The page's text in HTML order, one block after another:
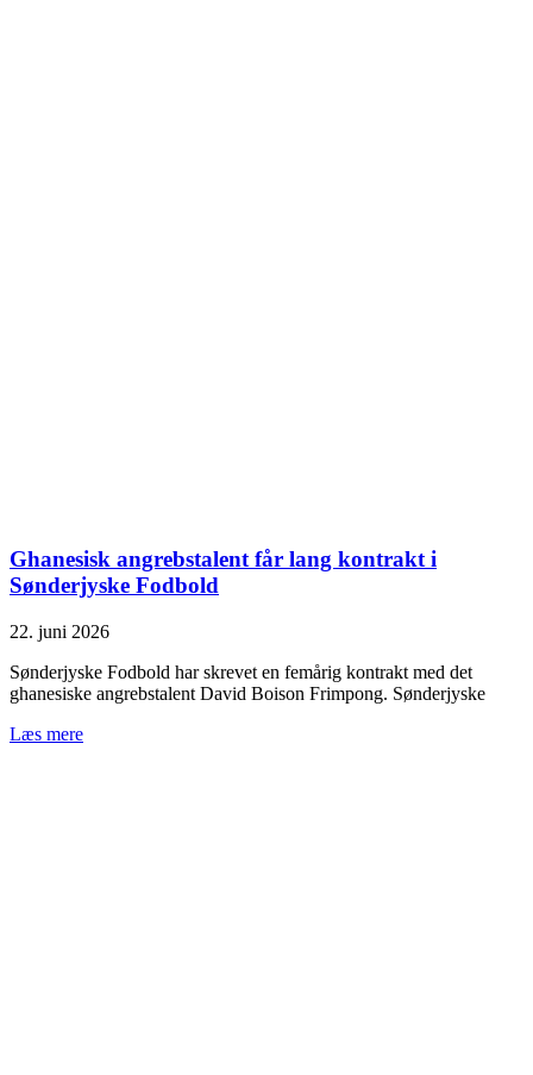
Ghanesisk angrebstalent får lang kontrakt i
Sønderjyske Fodbold
22. juni 2026
Sønderjyske Fodbold har skrevet en femårig kontrakt med det
ghanesiske angrebstalent David Boison Frimpong. Sønderjyske
Læs mere